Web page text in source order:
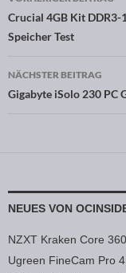
Crucial 4GB Kit
Speicher Test
NÄCHSTER BEITRAG
Gigabyte iSolo 230 PC
NEUES VON
NZXT Kraken Core
Ugreen FineCam Pro